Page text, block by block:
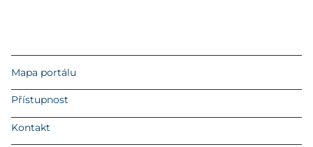
Mapa portálu
Přístupnost
Kontakt